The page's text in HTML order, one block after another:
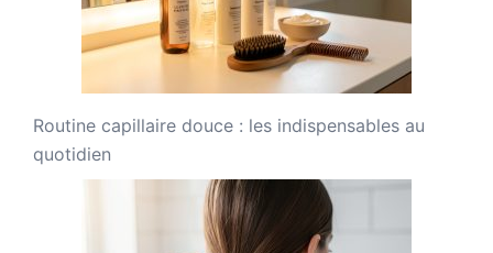
Routine capillaire douce : les indispensables au
quotidien